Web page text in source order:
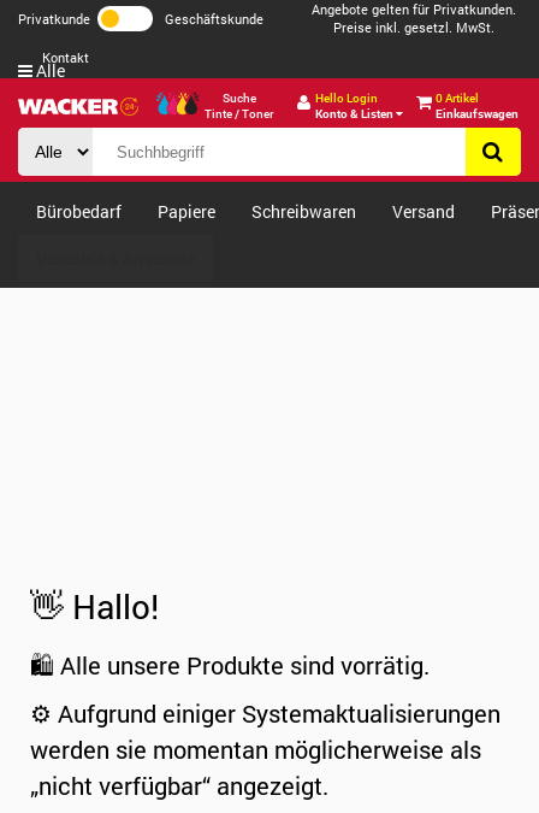
Privatkunde Geschäftskunde
Angebote gelten für Privatkunden.
Preise inkl. gesetzl. MwSt.
Kontakt
Suche
Tinte / Toner
Hello Login
Konto & Listen
0 Artikel
Einkaufswagen
Alle
Bürobedarf Papiere Schreibwaren Versand
👋 Hallo!
🛍️ Alle unsere Produkte sind vorrätig.
⚙️ Aufgrund einiger Systemaktualisierungen
werden sie momentan möglicherweise als
„nicht verfügbar“ angezeigt.